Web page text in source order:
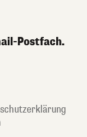
Postfach.